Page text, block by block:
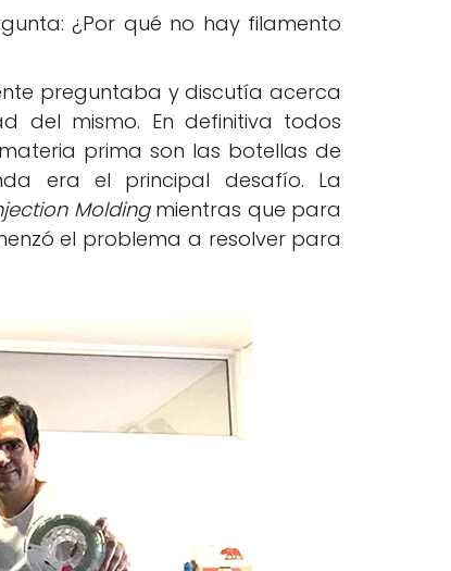
¿Por qué no hay filamento
preguntaba y discutía acerca
del mismo. En definitiva todos
prima son las botellas de
era el principal desafío. La
Moldingmientras que para
el problema a resolver para